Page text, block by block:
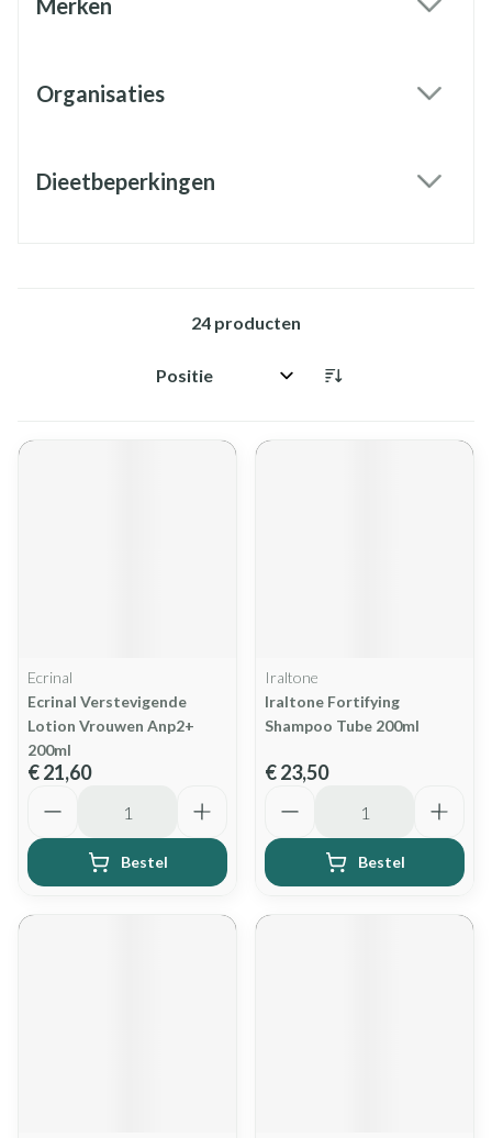
Merken
Organisaties
Dieetbeperkingen
24 producten
Sorteer op:
Ecrinal
Ecrinal Verstevigende
Lotion Vrouwen Anp2+
200ml
€ 21,60
Bestel
Iraltone
Iraltone Fortifying
Shampoo Tube 200ml
€ 23,50
Bestel